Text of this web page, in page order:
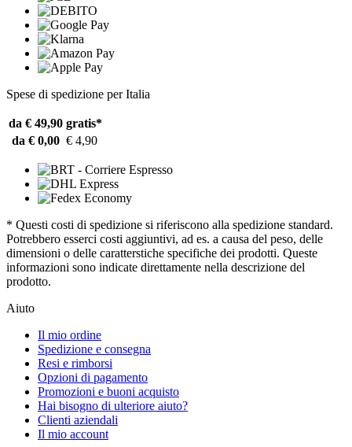
Spese di spedizione per Italia
da € 49,90 gratis*
da € 0,00 € 4,90
* Questi costi di spedizione si riferiscono alla spedizione standard.
Potrebbero esserci costi aggiuntivi, ad es. a causa del peso, delle
dimensioni o delle caratterstiche specifiche dei prodotti. Queste
informazioni sono indicate direttamente nella descrizione del
prodotto.
Aiuto
Il mio ordine
Spedizione e consegna
Resi e rimborsi
Opzioni di pagamento
Promozioni e buoni acquisto
Hai bisogno di ulteriore aiuto?
Clienti aziendali
Il mio account